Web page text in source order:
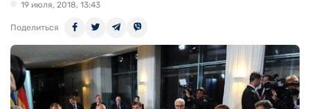
19 июля, 2018, 13:43
Поделиться